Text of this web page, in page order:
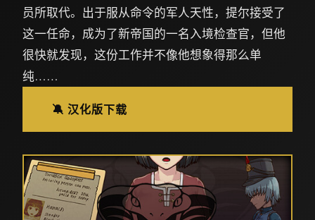
员所取代。出于服从命令的军人天性，提尔接受了
这一任命，成为了新帝国的一名入境检查官，但他
很快就发现，这份工作并不像他想象得那么单
纯……
🔕 汉化版下载